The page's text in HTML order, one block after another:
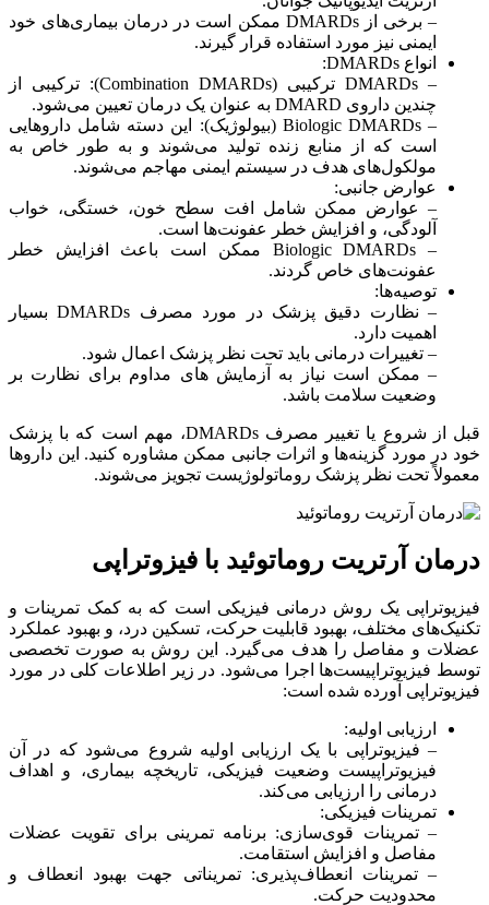
– برخی از DMARDs ممکن است در درمان بیماری‌های خود
ایمنی نیز مورد استفاده قرار گیرند.
انواع DMARDs:
– DMARDs ترکیبی (Combination DMARDs): ترکیبی از
چندین داروی DMARD به عنوان یک درمان تعیین می‌شود.
– Biologic DMARDs (بیولوژیک): این دسته شامل داروهایی
است که از منابع زنده تولید می‌شوند و به طور خاص به
مولکول‌های هدف در سیستم ایمنی مهاجم می‌شوند.
عوارض جانبی:
– عوارض ممکن شامل افت سطح خون، خستگی، خواب
آلودگی، و افزایش خطر عفونت‌ها است.
– Biologic DMARDs ممکن است باعث افزایش خطر
عفونت‌های خاص گردند.
توصیه‌ها:
– نظارت دقیق پزشک در مورد مصرف DMARDs بسیار
اهمیت دارد.
– تغییرات درمانی باید تحت نظر پزشک اعمال شود.
– ممکن است نیاز به آزمایش های مداوم برای نظارت بر
وضعیت سلامت باشد.
قبل از شروع یا تغییر مصرف DMARDs، مهم است که با پزشک
خود در مورد گزینه‌ها و اثرات جانبی ممکن مشاوره کنید. این داروها
معمولاً تحت نظر پزشک روماتولوژیست تجویز می‌شوند.
درمان آرتریت روماتوئید با فیزوتراپی
فیزیوتراپی یک روش درمانی فیزیکی است که به کمک تمرینات و
تکنیک‌های مختلف، بهبود قابلیت حرکت، تسکین درد، و بهبود عملکرد
عضلات و مفاصل را هدف می‌گیرد. این روش به صورت تخصصی
توسط فیزیوتراپیست‌ها اجرا می‌شود. در زیر اطلاعات کلی در مورد
فیزیوتراپی آورده شده است:
ارزیابی اولیه:
– فیزیوتراپی با یک ارزیابی اولیه شروع می‌شود که در آن
فیزیوتراپیست وضعیت فیزیکی، تاریخچه بیماری، و اهداف
درمانی را ارزیابی می‌کند.
تمرینات فیزیکی:
– تمرینات قوی‌سازی: برنامه تمرینی برای تقویت عضلات
مفاصل و افزایش استقامت.
– تمرینات انعطاف‌پذیری: تمریناتی جهت بهبود انعطاف و
محدودیت حرکت.